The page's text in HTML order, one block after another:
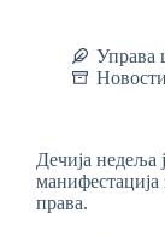
Управа
Новости
Дечија недеља
манифестација
права.